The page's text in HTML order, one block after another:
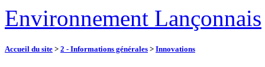
Environnement Lançonnais
Accueil du site > 2 - Informations générales > Innovations